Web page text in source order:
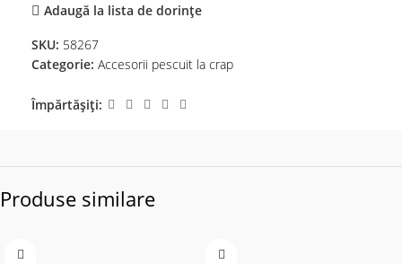
Adaugă la lista de dorințe
SKU: 58267
Categorie: Accesorii pescuit la crap
Împărtășiți:
Produse similare